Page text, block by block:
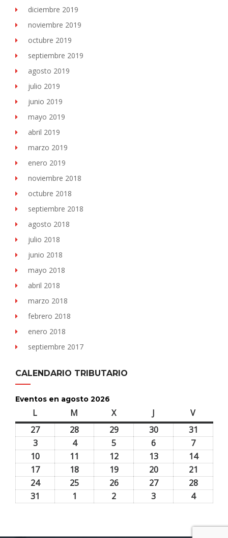
diciembre 2019
noviembre 2019
octubre 2019
septiembre 2019
agosto 2019
julio 2019
junio 2019
mayo 2019
abril 2019
marzo 2019
enero 2019
noviembre 2018
octubre 2018
septiembre 2018
agosto 2018
julio 2018
junio 2018
mayo 2018
abril 2018
marzo 2018
febrero 2018
enero 2018
septiembre 2017
CALENDARIO TRIBUTARIO
Eventos en agosto 2026
L M Xmiércoles J Vviernes
2727
28 2929
2026
3030
2026
31
2026
33
agosto,
2026
44
agosto,
2026
5
agosto,
2026
6
agosto,
2026
77
agosto,
2026
10
agosto,
2026
11 1212
agosto,
2026
1313
agosto,
2026
1414
2026
1717
agosto,
18 1919
agosto,
2020
agosto,
21
agosto,
2424
25 2626
2727
2828
31 1 2 3 44